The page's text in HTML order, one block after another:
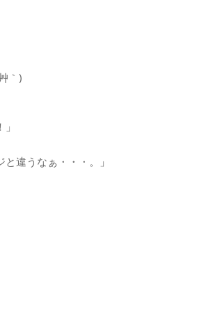
｀)
違うなぁ・・・。」